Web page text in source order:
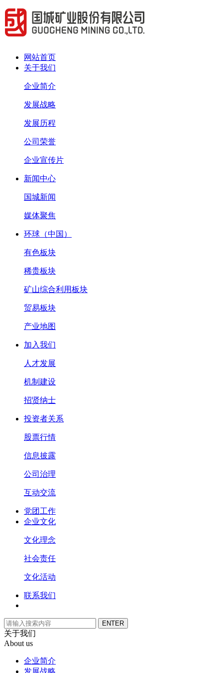
网站首页
关于我们
企业简介
发展战略
发展历程
公司荣誉
企业宣传片
新闻中心
国城新闻
媒体聚焦
环球（中国）
有色板块
稀贵板块
矿山综合利用板块
贸易板块
产业地图
加入我们
人才发展
机制建设
招贤纳士
投资者关系
股票行情
信息披露
公司治理
互动交流
党团工作
企业文化
文化理念
社会责任
文化活动
联系我们
关于我们
About us
企业简介
发展战略